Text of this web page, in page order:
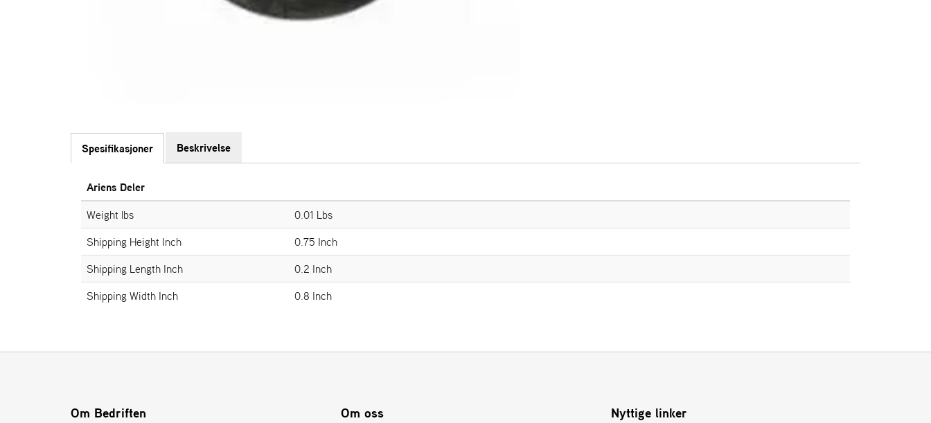
Spesifikasjoner Beskrivelse
Ariens Deler
Weight lbs
0.01 Lbs
Shipping Height Inch
0.75 Inch
Shipping Length Inch
0.2 Inch
Shipping Width Inch
0.8 Inch
Om Bedriften Om oss Nyttige linker